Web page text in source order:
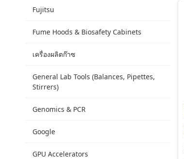
Fujitsu
Fume Hoods & Biosafety Cabinets
เครื่องผลิตก๊าซ
General Lab Tools (Balances, Pipettes,
Stirrers)
Genomics & PCR
Google
GPU Accelerators